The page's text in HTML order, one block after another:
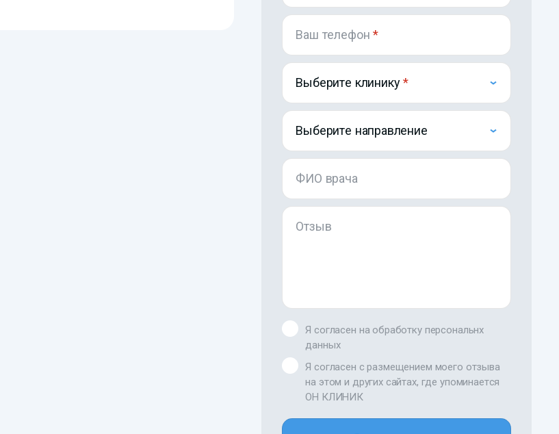
Ваш телефон*
Выберите клинику
Выберите направление
ФИО врача
Отзыв
Я согласен на обработку персональнх
данных
Я согласен с размещением моего отзыва
на этом и других сайтах, где упоминается
ОН КЛИНИК